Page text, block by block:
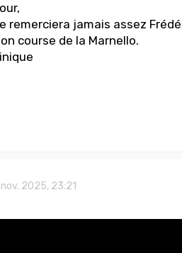
remerciera jamais assez
course de la Marnello.
2025, 23:21